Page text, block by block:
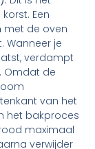
Een
met de oven
Wanneer je
verdampt
Omdat de
van het
het bakproces
maximaal
verwijder